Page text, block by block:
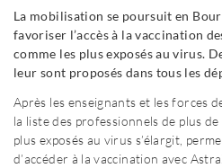
La mobilisation se poursuit en
favoriser l’accès à la vaccination
comme les plus exposés au virus.
leur sont proposés dans tous les
Après les enseignants et les forces
la liste des professionnels de plus
plus exposés au virus s’élargit,
d’accéder à la vaccination avec